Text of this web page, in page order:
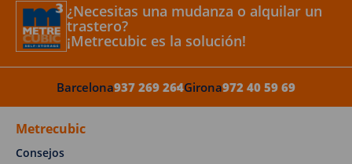
¿Necesitas una mudanza o alquilar un
trastero?
¡Metrecubic es la solución!
Barcelona937 269 264Girona972 40 59 69
Metrecubic
Consejos